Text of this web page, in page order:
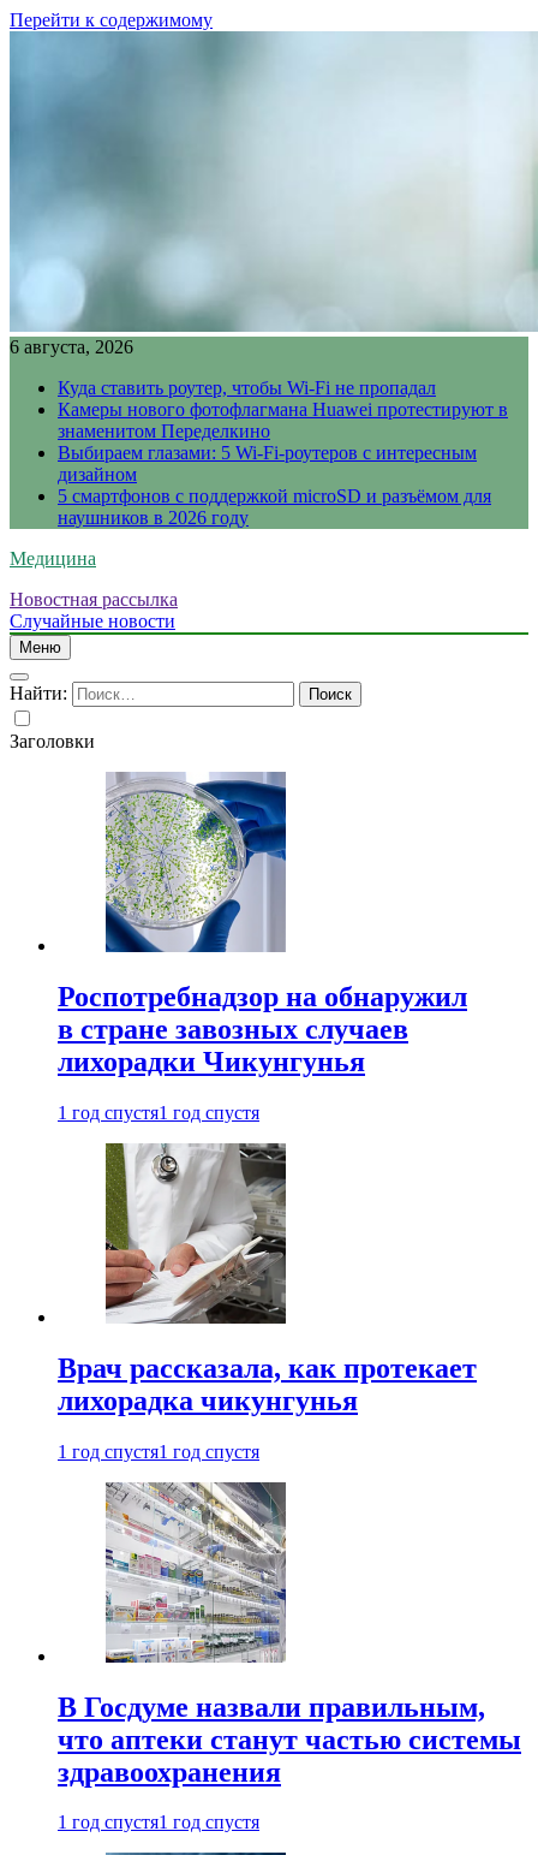
Перейти к содержимому
6 августа, 2026
Куда ставить роутер, чтобы Wi-Fi не пропадал
Камеры нового фотофлагмана Huawei протестируют в
знаменитом Переделкино
Выбираем глазами: 5 Wi-Fi-роутеров с интересным
дизайном
5 смартфонов с поддержкой microSD и разъёмом для
наушников в 2026 году
Медицина
Новостная рассылка
Случайные новости
Меню
Найти:
Заголовки
Роспотребнадзор на обнаружил
в стране завозных случаев
лихорадки Чикунгунья
1 год спустя1 год спустя
Врач рассказала, как протекает
лихорадка чикунгунья
1 год спустя1 год спустя
В Госдуме назвали правильным,
что аптеки станут частью системы
здравоохранения
1 год спустя1 год спустя